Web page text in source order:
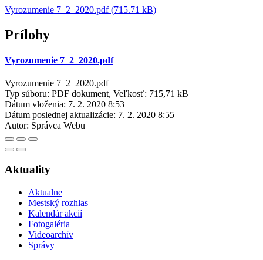
Vyrozumenie 7_2_2020.pdf (715.71 kB)
Prílohy
Vyrozumenie 7_2_2020.pdf
Vyrozumenie 7_2_2020.pdf
Typ súboru: PDF dokument, Veľkosť: 715,71 kB
Dátum vloženia: 7. 2. 2020 8:53
Dátum poslednej aktualizácie: 7. 2. 2020 8:55
Autor: Správca Webu
Aktuality
Aktualne
Mestský rozhlas
Kalendár akcií
Fotogaléria
Videoarchív
Správy